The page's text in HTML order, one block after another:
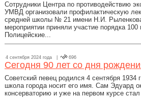
Сотрудники Центра по противодействию
УМВД организовали профилактическую
средней школы № 21 имени Н.И.
мероприятии приняли участие порядка 100
Полицейские...
4 сентября 2024 года | 696
Сегодня 90 лет со дня
Советский певец родился 4 сентября 1934
школа города носит его имя. Сам Эдуард
консерваторию и уже на первом курсе